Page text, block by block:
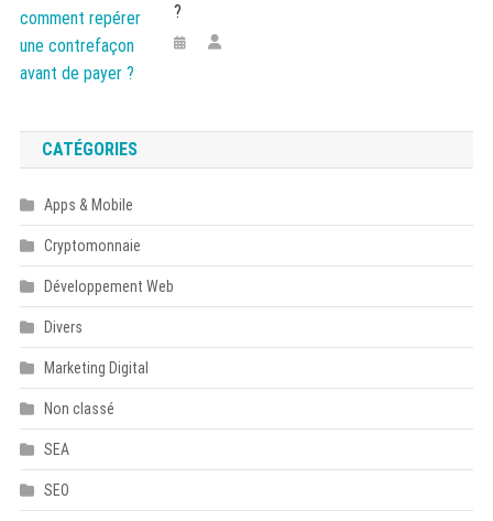
?
CATÉGORIES
Apps & Mobile
Cryptomonnaie
Développement Web
Divers
Marketing Digital
Non classé
SEA
SEO